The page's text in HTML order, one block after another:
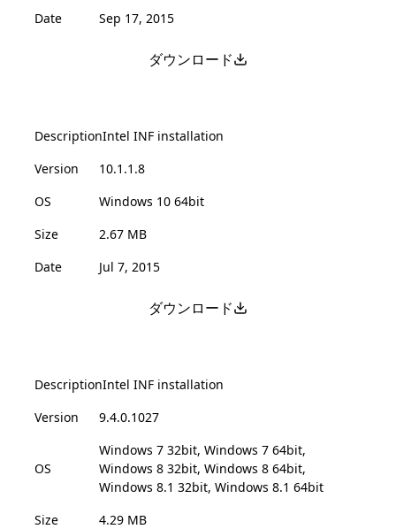
Date
Sep 17, 2015
ダウンロード
DescriptionIntel INF installation
Version
10.1.1.8
OS
Windows 10 64bit
Size
2.67 MB
Date
Jul 7, 2015
ダウンロード
DescriptionIntel INF installation
Version
9.4.0.1027
OS
Windows 7 32bit, Windows 7 64bit,
Windows 8 32bit, Windows 8 64bit,
Windows 8.1 32bit, Windows 8.1 64bit
Size
4.29 MB